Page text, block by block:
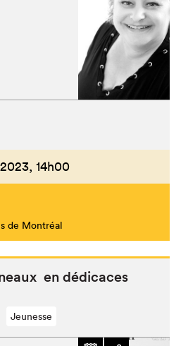
14h00
de Montréal
en dédicaces
Jeunesse